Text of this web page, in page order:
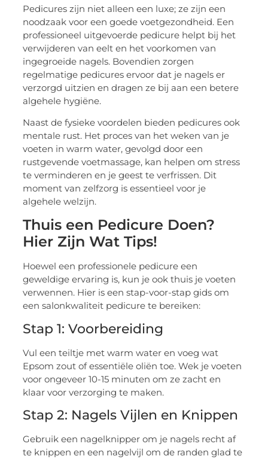
Pedicures zijn niet alleen een luxe; ze zijn een
noodzaak voor een goede voetgezondheid. Een
professioneel uitgevoerde pedicure helpt bij het
verwijderen van eelt en het voorkomen van
ingegroeide nagels. Bovendien zorgen
regelmatige pedicures ervoor dat je nagels er
verzorgd uitzien en dragen ze bij aan een betere
algehele hygiëne.
Naast de fysieke voordelen bieden pedicures ook
mentale rust. Het proces van het weken van je
voeten in warm water, gevolgd door een
rustgevende voetmassage, kan helpen om stress
te verminderen en je geest te verfrissen. Dit
moment van zelfzorg is essentieel voor je
algehele welzijn.
Thuis een Pedicure Doen?
Hier Zijn Wat Tips!
Hoewel een professionele pedicure een
geweldige ervaring is, kun je ook thuis je voeten
verwennen. Hier is een stap-voor-stap gids om
een salonkwaliteit pedicure te bereiken:
Stap 1: Voorbereiding
Vul een teiltje met warm water en voeg wat
Epsom zout of essentiële oliën toe. Wek je voeten
voor ongeveer 10-15 minuten om ze zacht en
klaar voor verzorging te maken.
Stap 2: Nagels Vijlen en Knippen
Gebruik een nagelknipper om je nagels recht af
te knippen en een nagelvijl om de randen glad te